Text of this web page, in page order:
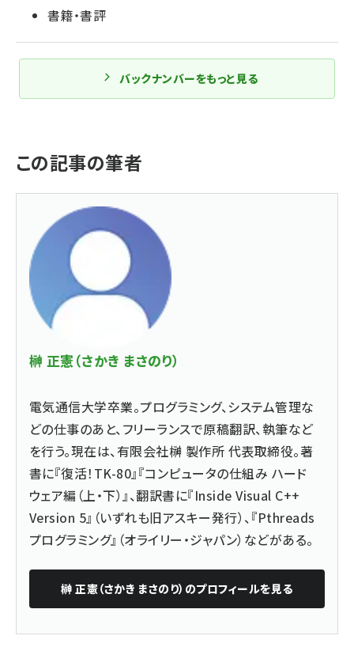
書籍・書評
バックナンバーをもっと見る
この記事の筆者
榊 正憲（さかき まさのり）
電気通信大学卒業。プログラミング、システム管理な
どの仕事のあと、フリーランスで原稿翻訳、執筆など
を行う。現在は、有限会社榊 製作所 代表取締役。著
書に『復活！TK-80』『コンピュータの仕組み ハード
ウェア編（上・下）』、翻訳書に『Inside Visual C++
Version 5』（いずれも旧アスキー発行）、『Pthreads
プログラミング』（オライリー・ジャパン）などがある。
榊 正憲（さかき まさのり） のプロフィールを見る